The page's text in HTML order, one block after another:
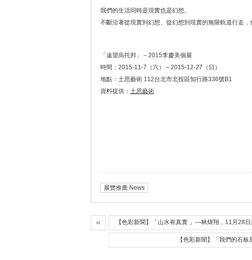
我們的生活同時是現實也是幻想。
不斷沿著從現實到幻想、從幻想到現實的無限軌道行走，
「遠望烏托邦」－2015李慶美個展
時間：2015-11-7（六）～2015-12-27（日）
地點：土思藝術 112台北市北投區知行路336號B1
資料提供： 土思藝術
展覽推薦 News
【色彩新聞】「山水有真實 」—林煒翔，11月28
【色彩新聞】「我們的石